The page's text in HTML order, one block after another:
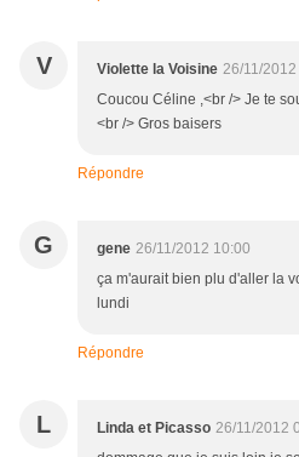
V Violette la Voisine 26/11/2012
Coucou Céline ,<br /> Je te
<br /> Gros baisers
Répondre
G gene 26/11/2012 10:00
ça m'aurait bien plu d'aller la
lundi
Répondre
L Linda et Picasso 26/11/2012